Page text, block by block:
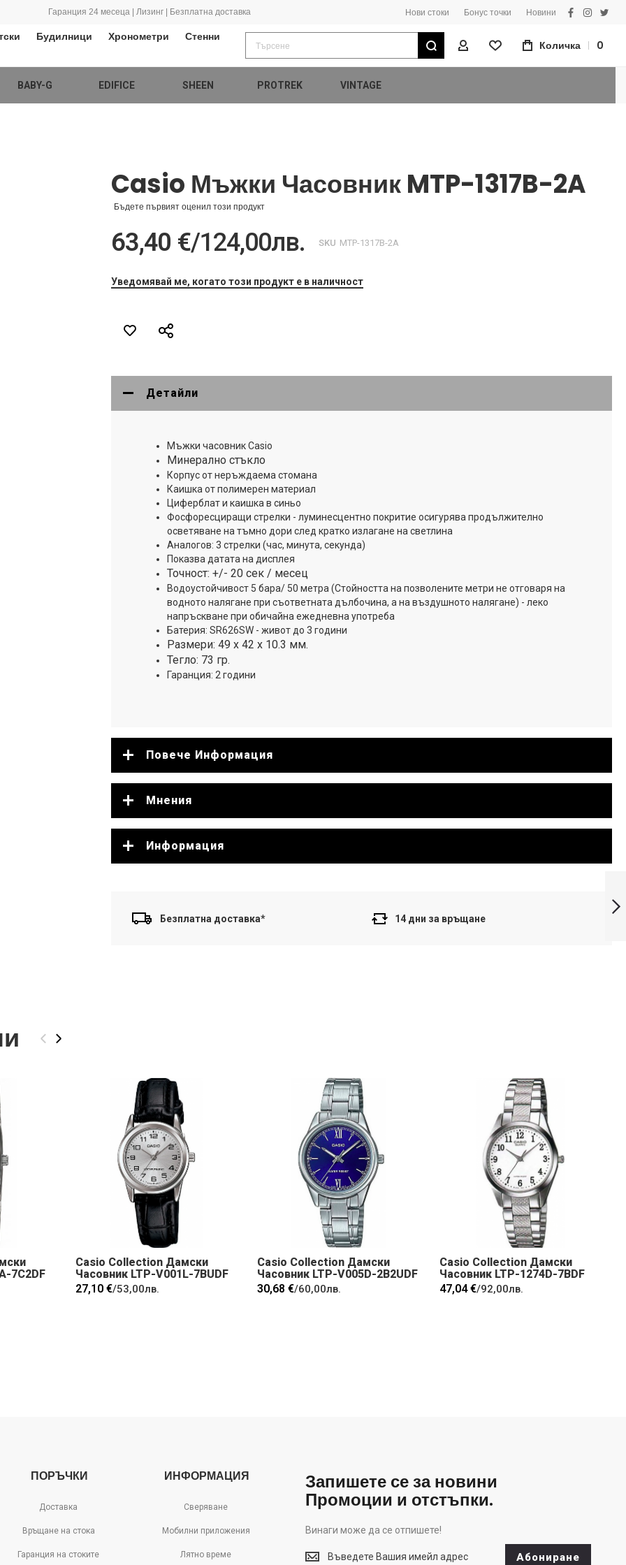
Гаранция 24 месеца | Лизинг | Безплатна доставка Нови стоки Бонус точки Новини
facebook
Будилници Хронометри
Стенни
Търсене
Моят ПрофилКоличка 0
BABY-G EDIFICE SHEEN PROTREK VINTAGE
Casio Мъжки Часовник MTP-1317B-2A
Бъдете първият оценил този продукт
63,40 €/124,00лв. SKU MTP-1317B-2A
Уведомявай ме, когато този продукт е в наличност
Детайли
Мъжки часовник Casio
Минерално стъкло
Корпус от неръждаема стомана
Каишка от полимерен материал
Циферблат и каишка в синьо
Фосфоресциращи стрелки - луминесцентно покритие осигурява продължително
осветяване на тъмно дори след кратко излагане на светлина
Аналогов: 3 стрелки (час, минута, секунда)
Показва датата на дисплея
Точност: +/- 20 сек / месец
Водоустойчивост 5 бара/ 50 метра (Стойността на позволените метри не отговаря на
водното налягане при съответната дълбочина, а на въздушното налягане) - леко
напръскване при обичайна ежедневна употреба
Батерия: SR626SW - живот до 3 години
Размери: 49 х 42 х 10.3 мм.
Тегло: 73 гр.
Гаранция: 2 години
Повече Информация
Мнения
Информация
Безплатна доставка* 14 дни за връщане
‹ ›
7C2DF
Casio Collection Дамски
Часовник LTP-V001L-7BUDF
27,10 €/53,00лв.
Casio Collection Дамски
Часовник LTP-V005D-2B2UDF
30,68 €/60,00лв.
Casio Collection Дамски
Часовник LTP-1274D-7BDF
47,04 €/92,00лв.
Запишете се за новини
Промоции и отстъпки.
Винаги може да се отпишете!
Винаги
Абониране
ПОРЪЧКИ
Доставка
Връщане на стока
Гаранция на стоките
ИНФОРМАЦИЯ
Сверяване
Мобилни приложения
Лятно време